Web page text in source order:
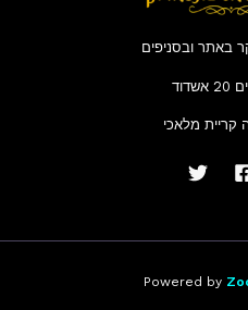
באתר ובסניפים
קריית מלאכי